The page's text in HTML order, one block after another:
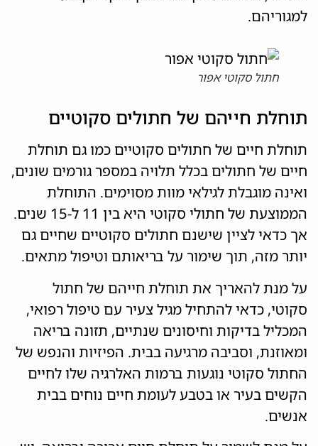
למגוריהם.
חתול סקוטי אפור
תוחלת חייהם של חתולים סקוטיים
תוחלת חיים של חתולים סקוטיים כמו גם תוחלת
חיים של חתולים בכלל תלויה במספר גורמים שונים,
ואינה מוגבלת לגילאי מוות מסוימים. התוחלת
הממוצעת של חתולי סקוטי היא בין 11 ל-15 שנים.
אך כדאי לציין שישנם חתולים סקוטיים שחיים גם
יותר מזה, תוך שימור על בריאותם וטיפול מתאים.
על מנת להאריך את תוחלת חייהם של חתול
סקוטי, כדאי להתחיל מגיל צעיר עם טיפול רפואי,
המכליל בדיקות וחיסונים שנתיים, תזונה בריאה
ומאוזנת, וסביבה מרגיעה בבית. הפיזיות והנפש של
החתול סקוטי נוגעות ברמות האלרגיה שלו לחיים
הקשים בעיר או בטבע לעומת חיים נוחים בבית
אנשים.